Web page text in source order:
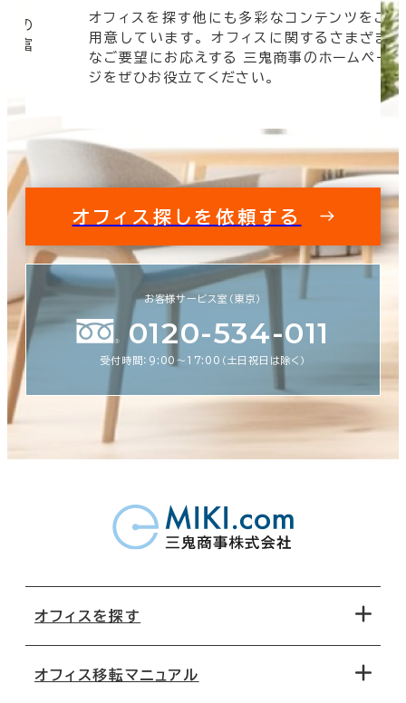
の
豊富
オフィスを探す他にも多彩なコンテンツをご
用意しています。 オフィスに関するさまざま
なご要望にお応えする 三鬼商事のホームペー
ジをぜひお役立てください。
オフィス探しを依頼する
お客様サービス室（東京）
0120-534-011
受付時間：9:00〜17:00（土日祝日は除く）
オフィスを探す
オフィス移転マニュアル